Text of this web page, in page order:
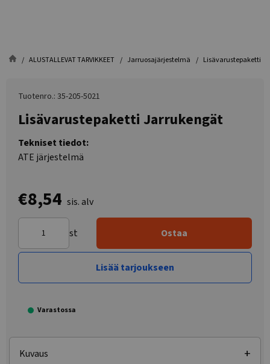
ALUSTALLEVAT TARVIKKEET Jarruosajärjestelmä Lisävarustepaketti
Tuotenro.: 35-205-5021
Lisävarustepaketti Jarrukengät
Tekniset tiedot:
ATE järjestelmä
€8,54 sis. alv
st Ostaa
Lisää tarjoukseen
Varastossa
Kuvaus